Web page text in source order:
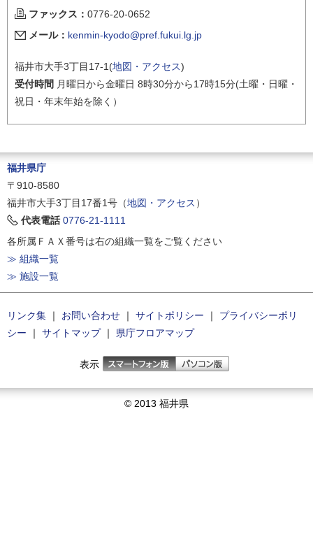
ファックス： 0776-20-0652
メール： kenmin-kyodo@pref.fukui.lg.jp
福井市大手3丁目17-1(地図・アクセス)
受付時間 月曜日から金曜日 8時30分から17時15分(土曜・日曜・
祝日・年末年始を除く）
福井県庁
〒910-8580
福井市大手3丁目17番1号（地図・アクセス ）
代表電話 0776-21-1111
各所属ＦＡＸ番号は右の組織一覧をご覧ください
≫ 組織一覧
≫ 施設一覧
リンク集 ｜ お問い合わせ ｜ サイトポリシー ｜
プライバシーポリ
シー ｜ サイトマップ｜ 県庁フロアマップ
表示
© 2013 福井県